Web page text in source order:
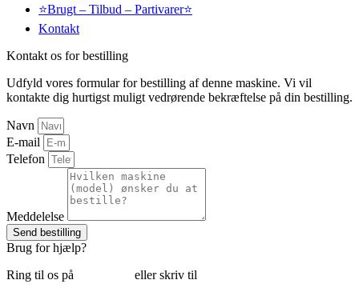
⭐Brugt – Tilbud – Partivarer⭐
Kontakt
Kontakt os for bestilling
Udfyld vores formular for bestilling af denne maskine. Vi vil
kontakte dig hurtigst muligt vedrørende bekræftelse på din bestilling.
Navn
E-mail
Telefon
Meddelelse
Send bestilling
Brug for hjælp?
Ring til os på
eller skriv til